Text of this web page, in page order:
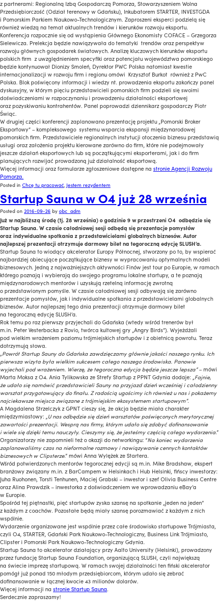
z partnerami: Regionalną Izbą Gospodarczą Pomorza, Stowarzyszeniem Wolna
Przedsiębiorczość (Odział terenowy w Gdańsku), Inkubatorem STARTER, INVESTGDA
i Pomorskim Parkiem Naukowo-Technologicznym. Zaproszeni eksperci podzielą się
również wiedzą na temat aktualnych trendów i kierunków rozwoju eksportu.
Konferencja rozpocznie się od wystąpienia Głównego Ekonomisty COFACE – Grzegorza
Sielewicza. Prelekcja będzie nawiązywała do tematyki trendów oraz perspektyw
rozwoju głównych gospodarek światowych. Analizę kluczowych kierunków eksportu
polskich firm z uwzględnieniem specyfiki oraz potencjału województwa pomorskiego
będzie kontynuował Dionizy Smoleń, Dyrektor PWC Polska natomiast kwestie
internacjonalizacji w rozwoju firm i regionu omówi Krzysztof Burkot również z PwC
Polska. Blok poświęcony informacji i wiedzy nt. prowadzenia eksportu zakończy panel
dyskusyjny, w którym pięciu przedstawicieli pomorskich firm podzieli się swoimi
doświadczeniami w rozpoczynaniu i prowadzeniu działalności eksportowej
oraz pozyskiwaniu kontrahentów. Panel poprowadzi dziennikarz gospodarczy Piotr
Świąc.
W drugiej części konferencji zaplanowano prezentację projektu „Pomorski Broker
Eksportowy” – kompleksowego systemu wsparcia ekspansji międzynarodowej
pomorskich firm. Przedstawiciele regionalnych instytucji otoczenia biznesu przedstawią
usługi oraz założenia projektu kierowane zarówno do firm, które nie podejmowały
jeszcze działań eksportowych lub są początkującymi eksporterami, jak i do firm
planujących rozwijać prowadzoną już działalność eksportową.
Więcej informacji oraz formularze zgłoszeniowe dostępne na stronie Agencji Rozwoju
Pomorza.
Posted in Chcę tu pracować, Jestem rezydentem
Startup Sauna w O4 już 28 września
Posted on 2016-09-26 by obc_adm
Już w najbliższą środę (tj. 28 września) o godzinie 9 w przestrzeni O4 odbędzie się
Startup Sauna. W czasie całodniowej sesji odbędą się prezentacje pomysłów
oraz indywidualne spotkania z przedstawicielami globalnych biznesów. Autor
najlepszej prezentacji otrzymuje darmowy bilet na tegoroczną edycję SLUSH’a.
Startup Sauna to wiodący akcelerator Europy Północnej, stworzony po to, by wspierać
najbardziej obiecujące początkujące biznesy w wypracowaniu optymalnych modeli
biznesowych. Jedną z najważniejszych aktywności Finów jest tour po Europie, w ramach
którego poznają i wybierają do swojego programu lokalne startupy, a te poznają
międzynarodowych mentorów i uzyskują rzetelną informację zwrotną
o przedstawionym pomyśle. W czasie całodniowej sesji odbywają się zarówno
prezentacje pomysłów, jak i indywidualne spotkania z przedstawicielami globalnych
biznesów. Autor najlepszej tego dnia prezentacji otrzymuje darmowy bilet
na tegoroczną edycję SLUSH’a.
Rok temu po raz pierwszy przyjechali do Gdańska (wtedy wśród trenerów był
m.in. Peter Vesterbacka z Rovio, twórca kultowej gry „Angry Birds”). Wyjeżdżali
pod wielkim wrażeniem poziomu trójmiejskich startupów i z obietnicą powrotu. Teraz
dotrzymują słowa.
„Powrót Startup Sauny do Gdańska zawdzięczamy głównie jakości naszego rynku. Ich
pierwsza wizyta była wielkim sukcesem całego naszego środowiska. Panowie
wyjechali pod wrażeniem. Wierzę, że tegoroczna edycja będzie jeszcze lepsza”– mówi
Marta Moksa z O4. Ania Tylikowska ze Strefy Startup z PPNT Gdynia dodaje: „ Fajnie,
że udało się namówić przedstawicieli Sauny na przyjazd dzień wcześniej i całodzienny
warsztat przygotowujący do finału. Z radością ugościmy ich również u nas i pokażemy
najciekawsze miejsca związane z trójmiejskim ekosystemem startupowym”.
A Magdalena Strzelczyk z GPNT cieszy się, że akcja będzie miała charakter
międzymiastowy: „ U nas odbędzie się dzień warsztatów poświęconych merytorycznej
zawartości prezentacji. Wesprą nas firmy, którym udało się zdobyć dofinansowanie
i wiele się dzięki temu nauczyły. Cieszymy się, że jesteśmy częścią całego wydarzenia.”
Organizatorzy nie zapomnieli też o okazji do networkingu: “Na koniec wydarzenia
zaplanowaliśmy czas na nieformalne rozmowy i nawiązywanie cennych kontaktów
biznesowych w Clipsterze.” mówi Anna Wylężek ze Startera.
Wśród potwierdzonych mentorów tegorocznej edycji są m.in. Mike Bradshaw, ekspert
branżowy związany m.in. z BarCampem w Helsinkach i Hub Helsinki, fińscy inwestorzy:
Juha Ruohonen, Torsti Tenhunen, Maciej Grabski – inwestor i szef Olivia Business Centre
oraz Alina Prawdzik – inwestorka z doświadczeniem we wprowadzaniu eBay’a
w Europie.
Spośród tej piętnastki, pięć startupów zyska szansę na spotkanie „jeden na jeden”
z każdym z coachów. Pozostałe będą miały szansę porozmawiać z każdym z nich
wspólnie.
Wydarzenie organizowane jest wspólnie przez całe środowisko startupowe Trójmiasta,
czyli O4, STARTER, Gdański Park Naukowo-Technologiczny, Business Link Trójmiasto,
Clipster i Pomorski Park Naukowo-Technologiczny Gdynia.
Startup Sauna to akcelerator działający przy Aalto University (Helsinki), prowadzony
przez fundację Startup Sauna Foundation, organizującą SLUSH, czyli największą
na świecie imprezę startupową. W ramach swojej działalności ten fiński akcelerator
pomógł już ponad 150 młodym przedsiębiorcom, którym udało się zebrać
dofinansowanie w łącznej kwocie 43 milionów dolarów.
Więcej informacji na stronie Startup Sauna.
Serdecznie zapraszamy!